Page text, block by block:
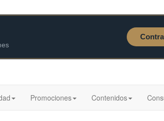
Promociones Contenidos